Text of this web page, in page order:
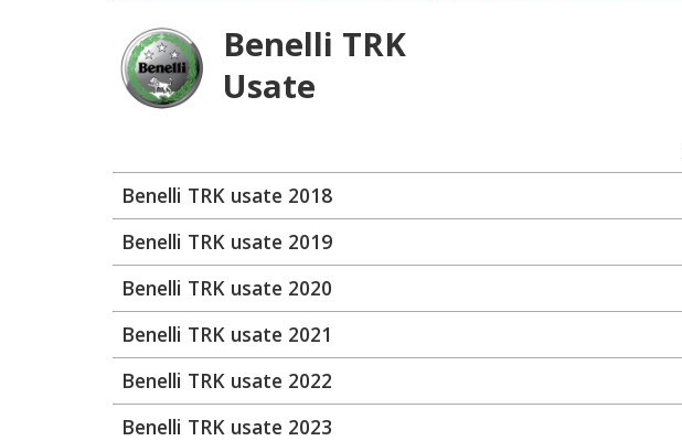
Benelli TRK
Usate
Benelli TRK usate 2018
Benelli TRK usate 2019
Benelli TRK usate 2020
Benelli TRK usate 2021
Benelli TRK usate 2022
Benelli TRK usate 2023